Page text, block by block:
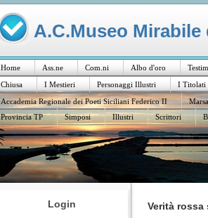
A.C.Museo
Home Ass.ne Com.ni Albo d'oro
Chiusa
I Mestieri Personaggi Illustri I Titolati
Accademia Regionale dei Poeti Siciliani Federico II
Provincia TP
Simposi Illustri Scrittori
Login Verità rossa